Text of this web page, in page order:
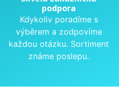
podpora
Kdykoliv poradíme s
výběrem a zodpovíme
každou otázku. Sortiment
známe poslepu.